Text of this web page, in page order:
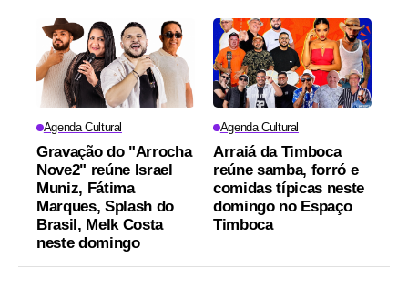
Agenda Cultural
Gravação do "Arrocha
Nove2" reúne Israel
Muniz, Fátima
Marques, Splash do
Brasil, Melk Costa
neste domingo
Agenda Cultural
Arraiá da Timboca
reúne samba, forró e
comidas típicas neste
domingo no Espaço
Timboca